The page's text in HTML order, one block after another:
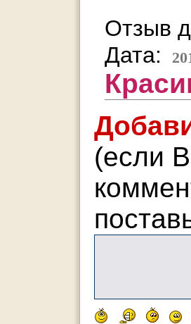
Отзыв
Дата:
(если